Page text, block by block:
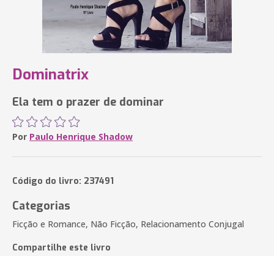
Dominatrix
Ela tem o prazer de dominar
Por Paulo Henrique Shadow
Código do livro: 237491
Categorias
Ficção e Romance, Não Ficção, Relacionamento Conjugal
Compartilhe este livro